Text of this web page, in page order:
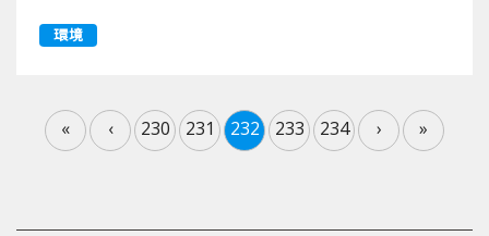
環境
« ‹ 230 231 232 233 234 › »